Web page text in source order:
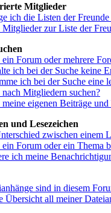
Mitglieder
ich die Listen der
zur Liste der
Forum oder mehrere
ich bei der Suche keine
ich bei der Suche eine
Mitgliedern suchen?
eigenen Beiträge
und Lesezeichen
zwischen einem
Forum oder ein Thema
ich meine
sind in diesem
Übersicht all meiner